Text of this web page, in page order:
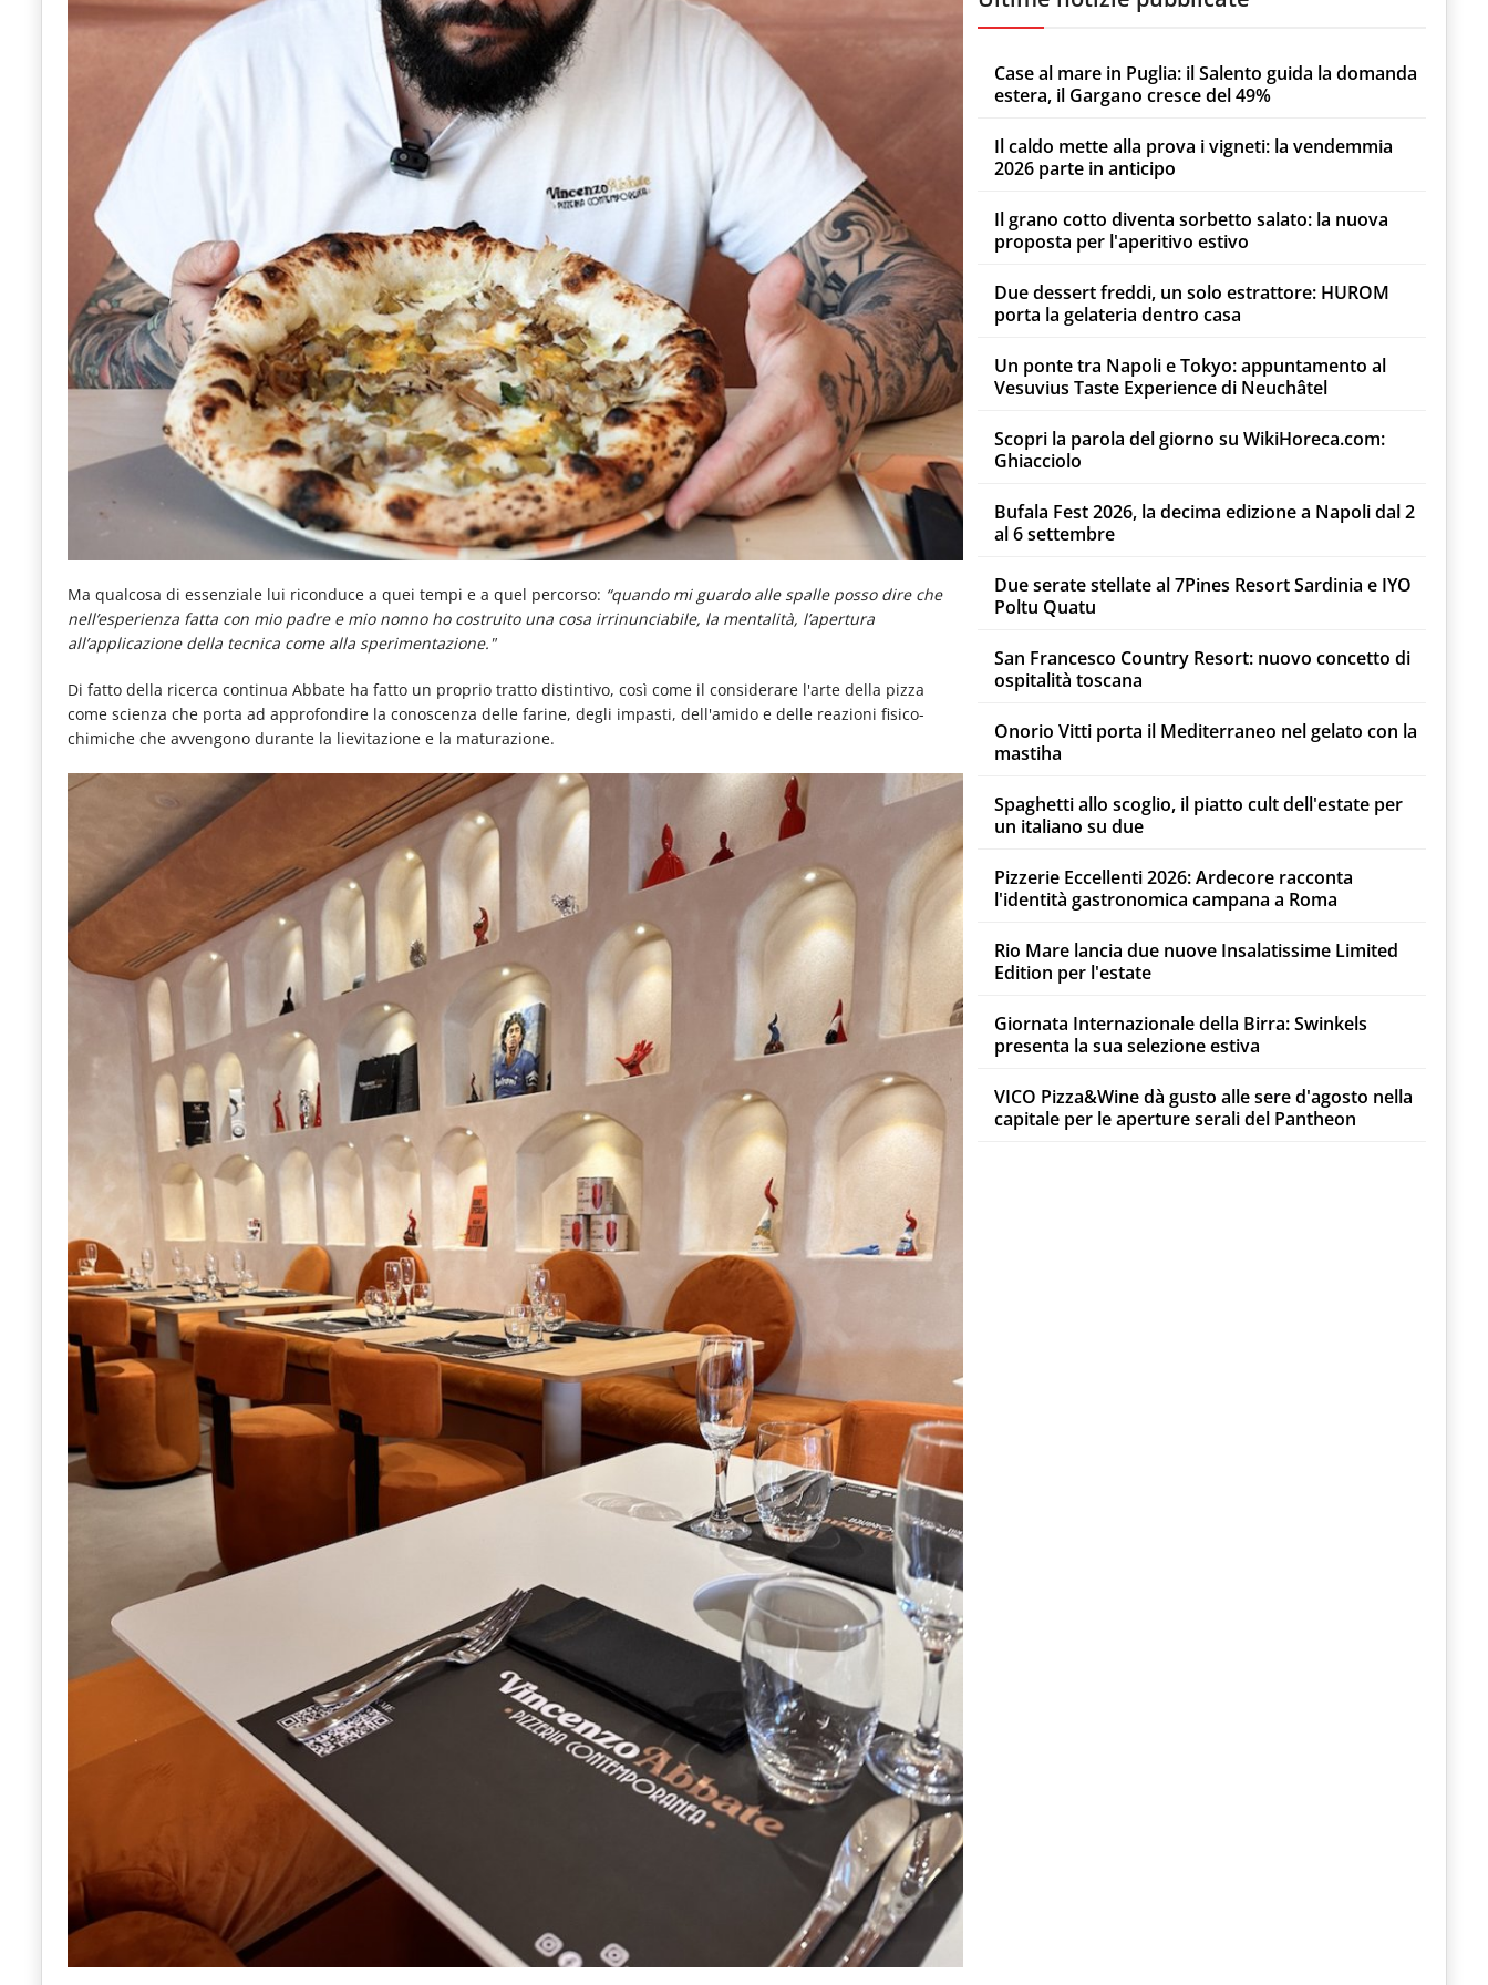
Ma qualcosa di essenziale lui riconduce a quei tempi e a quel percorso: “quando mi guardo alle spalle posso dire che
nell’esperienza fatta con mio padre e mio nonno ho costruito una cosa irrinunciabile, la mentalità, l’apertura
all’applicazione della tecnica come alla sperimentazione."
Di fatto della ricerca continua Abbate ha fatto un proprio tratto distintivo, così come il considerare l'arte della pizza
come scienza che porta ad approfondire la conoscenza delle farine, degli impasti, dell'amido e delle reazioni fisico-
chimiche che avvengono durante la lievitazione e la maturazione.
Case al mare in Puglia: il Salento guida la domanda
estera, il Gargano cresce del 49%
Il caldo mette alla prova i vigneti: la vendemmia
2026 parte in anticipo
Il grano cotto diventa sorbetto salato: la nuova
proposta per l'aperitivo estivo
Due dessert freddi, un solo estrattore: HUROM
porta la gelateria dentro casa
Un ponte tra Napoli e Tokyo: appuntamento al
Vesuvius Taste Experience di Neuchâtel
Scopri la parola del giorno su WikiHoreca.com:
Ghiacciolo
Bufala Fest 2026, la decima edizione a Napoli dal 2
al 6 settembre
Due serate stellate al 7Pines Resort Sardinia e IYO
Poltu Quatu
San Francesco Country Resort: nuovo concetto di
ospitalità toscana
Onorio Vitti porta il Mediterraneo nel gelato con la
mastiha
Spaghetti allo scoglio, il piatto cult dell'estate per
un italiano su due
Pizzerie Eccellenti 2026: Ardecore racconta
l'identità gastronomica campana a Roma
Rio Mare lancia due nuove Insalatissime Limited
Edition per l'estate
Giornata Internazionale della Birra: Swinkels
presenta la sua selezione estiva
VICO Pizza&Wine dà gusto alle sere d'agosto nella
capitale per le aperture serali del Pantheon